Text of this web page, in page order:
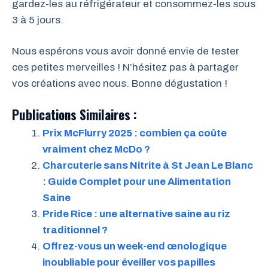
gardez-les au réfrigérateur et consommez-les sous
3 à 5 jours.
Nous espérons vous avoir donné envie de tester
ces petites merveilles ! N’hésitez pas à partager
vos créations avec nous. Bonne dégustation !
Publications Similaires :
Prix McFlurry 2025 : combien ça coûte
vraiment chez McDo ?
Charcuterie sans Nitrite à St Jean Le Blanc
: Guide Complet pour une Alimentation
Saine
Pride Rice : une alternative saine au riz
traditionnel ?
Offrez-vous un week-end œnologique
inoubliable pour éveiller vos papilles